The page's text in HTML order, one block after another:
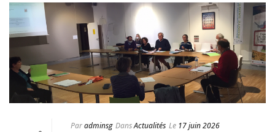
Paradminsg DansActualités Le 17 juin 2026